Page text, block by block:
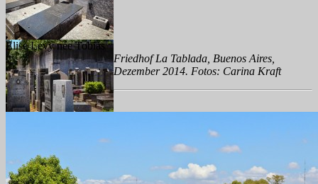
Elise Levy née Tobias
Friedhof La Tablada, Buenos Aires,
Dezember 2014. Fotos: Carina Kraft